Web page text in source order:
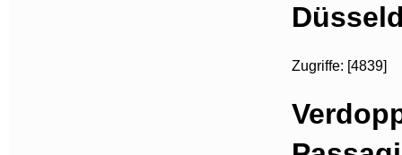
Zugriffe: [4839]